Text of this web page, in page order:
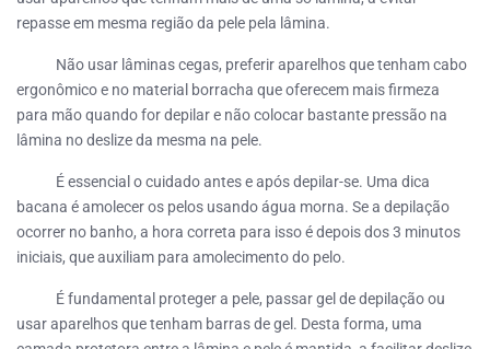
repasse em mesma região da pele pela lâmina.
Não usar lâminas cegas, preferir aparelhos que tenham cabo
ergonômico e no material borracha que oferecem mais firmeza
para mão quando for depilar e não colocar bastante pressão na
lâmina no deslize da mesma na pele.
É essencial o cuidado antes e após depilar-se. Uma dica
bacana é amolecer os pelos usando água morna. Se a depilação
ocorrer no banho, a hora correta para isso é depois dos 3 minutos
iniciais, que auxiliam para amolecimento do pelo.
É fundamental proteger a pele, passar gel de depilação ou
usar aparelhos que tenham barras de gel. Desta forma, uma